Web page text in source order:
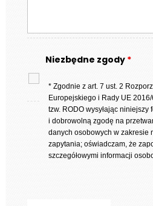
Niezbędne zgody *
* Zgodnie z art. 7 ust. 2
Europejskiego i Rady UE
tzw. RODO wysyłając
i dobrowolną zgodę na
danych osobowych w zakresie
zapytania; oświadczam, że
szczegółowymi informacji